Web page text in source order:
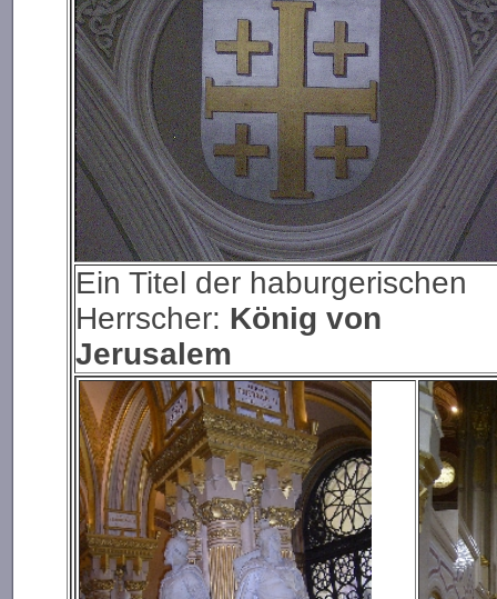
Ein Titel der haburgerischen
Herrscher: König von
Jerusalem